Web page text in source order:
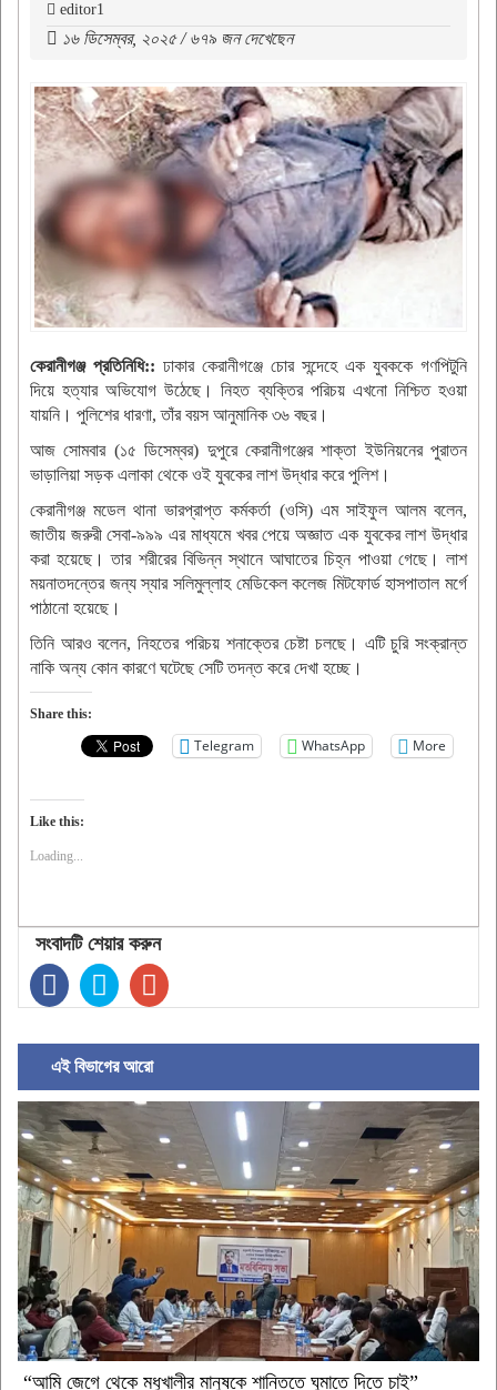
editor1
১৬ ডিসেম্বর, ২০২৫ / ৬৭৯ জন দেখেছেন
কেরানীগঞ্জ প্রতিনিধি:: ঢাকার কেরানীগঞ্জে চোর সন্দেহে এক যুবককে গণপিটুনি
দিয়ে হত্যার অভিযোগ উঠেছে। নিহত ব্যক্তির পরিচয় এখনো নিশ্চিত হওয়া
যায়নি। পুলিশের ধারণা, তাঁর বয়স আনুমানিক ৩৬ বছর।
আজ সোমবার (১৫ ডিসেম্বর) দুপুরে কেরানীগঞ্জের শাক্তা ইউনিয়নের পুরাতন
ভাড়ালিয়া সড়ক এলাকা থেকে ওই যুবকের লাশ উদ্ধার করে পুলিশ।
কেরানীগঞ্জ মডেল থানা ভারপ্রাপ্ত কর্মকর্তা (ওসি) এম সাইফুল আলম বলেন,
জাতীয় জরুরী সেবা-৯৯৯ এর মাধ্যমে খবর পেয়ে অজ্ঞাত এক যুবকের লাশ উদ্ধার
করা হয়েছে। তার শরীরের বিভিন্ন স্থানে আঘাতের চিহ্ন পাওয়া গেছে। লাশ
ময়নাতদন্তের জন্য স্যার সলিমুল্লাহ মেডিকেল কলেজ মিটফোর্ড হাসপাতাল মর্গে
পাঠানো হয়েছে।
তিনি আরও বলেন, নিহতের পরিচয় শনাক্তের চেষ্টা চলছে। এটি চুরি সংক্রান্ত
নাকি অন্য কোন কারণে ঘটেছে সেটি তদন্ত করে দেখা হচ্ছে।
Share this:
Telegram WhatsApp More
Like this:
Loading...
সংবাদটি শেয়ার করুন
এই বিভাগের আরো
“আমি জেগে থেকে মধুখালীর মানুষকে শান্তিতে ঘুমাতে দিতে চাই”